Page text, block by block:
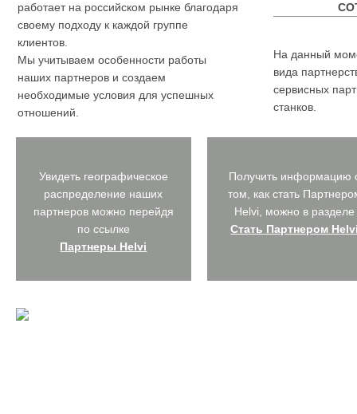
работает на российском рынке благодаря
своему подходу к каждой группе
клиентов.
Мы учитываем особенности работы
наших партнеров и создаем
необходимые условия для успешных
отношений.
На данный
вида
сервисных
станков.
Увидеть географическое
распределение наших
партнеров можно перейдя
по ссылке
Партнеры Helvi
Получить информацию
том, как стать
Helvi, можно в разделе
Стать Партнером